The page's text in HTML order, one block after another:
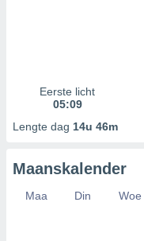
Eerste licht
05:09
Lengte dag 14u 46m
Maanskalender
Maa Din Woe